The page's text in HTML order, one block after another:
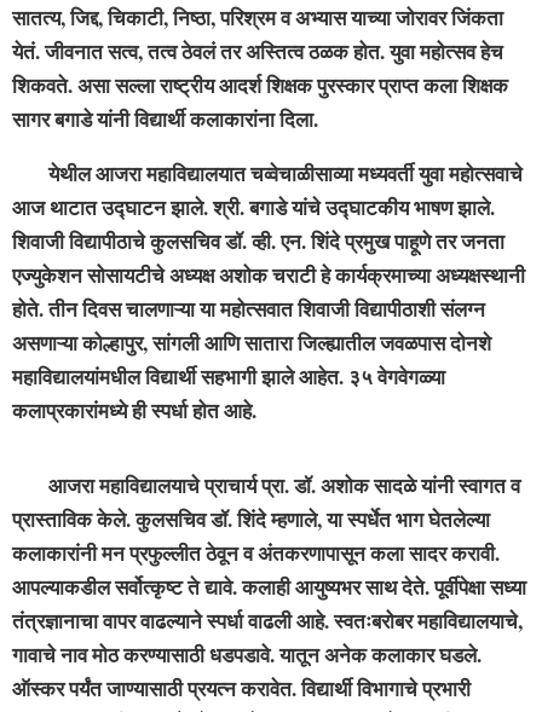
सातत्य, जिद्द, चिकाटी, निष्ठा, परिश्रम व अभ्यास याच्या जोरावर जिंकता
येतं. जीवनात सत्व, तत्व ठेवलं तर अस्तित्व ठळक होत. युवा महोत्सव हेच
शिकवते. असा सल्ला राष्ट्रीय आदर्श शिक्षक पुरस्कार प्राप्त कला शिक्षक
सागर बगाडे यांनी विद्यार्थी कलाकारांना दिला.
येथील आजरा महावि‌द्यालयात चव्वेचाळीसाव्या मध्यवर्ती युवा महोत्सवाचे
आज थाटात उ‌द्घाटन झाले. श्री. बगाडे यांचे उ‌द्घाटकीय भाषण झाले.
शिवाजी वि‌द्यापीठाचे कुलसचिव डॉ. व्ही. एन. शिंदे प्रमुख पाहूणे तर जनता
एज्युकेशन सोसायटीचे अध्यक्ष अशोक चराटी हे कार्यक्रमाच्या अध्यक्षस्थानी
होते. तीन दिवस चालणाऱ्या या महोत्सवात शिवाजी विद्यापीठाशी संलग्न
असणाऱ्या कोल्हापुर, सांगली आणि सातारा जिल्ह्यातील जवळपास दोनशे
महावि‌द्यालयांमधील विद्यार्थी सहभागी झाले आहेत. ३५ वेगवेगळ्या
कलाप्रकारांमध्ये ही स्पर्धा होत आहे.
आजरा महाविद्यालयाचे प्राचार्य प्रा. डॉ. अशोक सादळे यांनी स्वागत व
प्रास्ताविक केले. कुलसचिव डॉ. शिंदे म्हणाले, या स्पर्धेत भाग घेतलेल्या
कलाकारांनी मन प्रफुल्लीत ठेवून व अंतकरणापासून कला सादर करावी.
आपल्याकडील सर्वोत्कृष्ट ते द्यावे. कलाही आयुष्यभर साथ देते. पूर्वीपेक्षा सध्या
तंत्रज्ञानाचा वापर वाढल्याने स्पर्धा वाढली आहे. स्वतःबरोबर महावि‌द्यालयाचे,
गावाचे नाव मोठ करण्यासाठी धडपडावे. यातून अनेक कलाकार घडले.
ऑस्कर पर्यंत जाण्यासाठी प्रयत्न करावेत. विद्यार्थी विभागाचे प्रभारी